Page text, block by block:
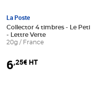
au panier
La Poste
Collector 4 timbres - Le Petit
- Lettre Verte
20g / France
6,25€ HT